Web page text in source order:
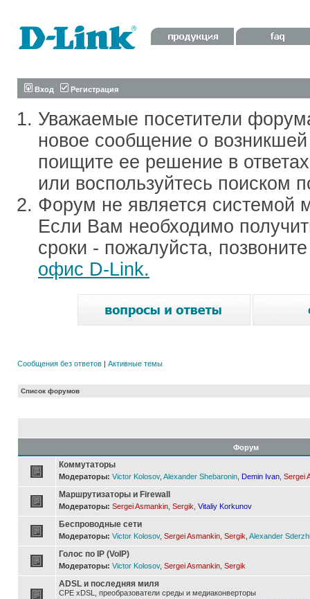
Вход Регистрация
Уважаемые посетители
новое сообщение о
поищите ее решение в
или воспользуйтесь поиском
Форум не является системой
Если Вам необходимо
сроки - пожалуйста,
офис D-Link.
Сообщения без ответов | Активные темы
Список форумов
Форум
Коммутаторы
Модераторы: Victor Kolosov, Alexander Shebaronin Demin Ivan Sergei
Маршрутизаторы и Firewall
Модераторы: Sergei Asmankin Sergik Vitaliy Korkunov
Беспроводные сети
Модераторы: Victor Kolosov, Sergei Asmankin Sergik Alexander
Голос по IP (VoIP)
Модераторы: Victor Kolosov, Sergei Asmankin Sergik
ADSL и последняя миля
CPE xDSL, преобразователи среды и медиаконверторы